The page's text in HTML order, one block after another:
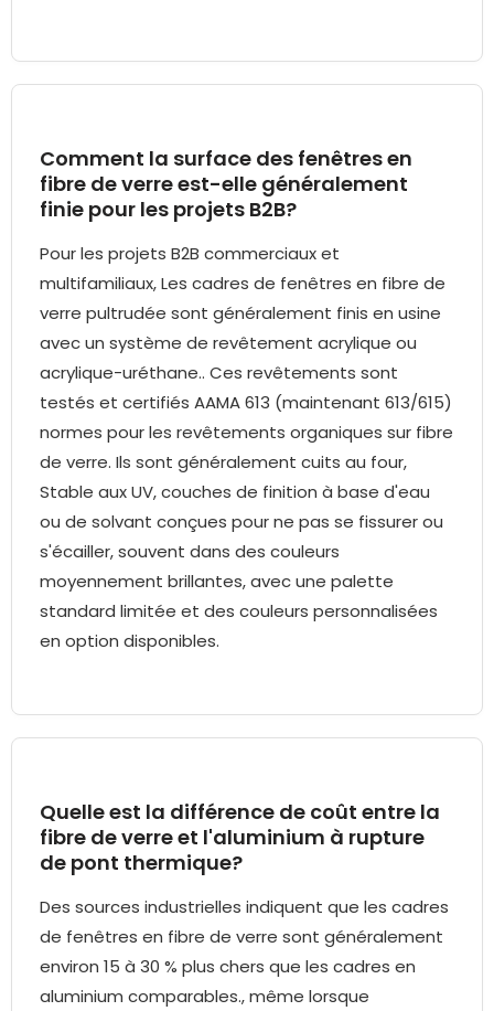
Comment la surface des fenêtres en
fibre de verre est-elle généralement
finie pour les projets B2B?
Pour les projets B2B commerciaux et
multifamiliaux, Les cadres de fenêtres en fibre de
verre pultrudée sont généralement finis en usine
avec un système de revêtement acrylique ou
acrylique-uréthane.. Ces revêtements sont
testés et certifiés AAMA 613 (maintenant 613/615)
normes pour les revêtements organiques sur fibre
de verre. Ils sont généralement cuits au four,
Stable aux UV, couches de finition à base d'eau
ou de solvant conçues pour ne pas se fissurer ou
s'écailler, souvent dans des couleurs
moyennement brillantes, avec une palette
standard limitée et des couleurs personnalisées
en option disponibles.
Quelle est la différence de coût entre la
fibre de verre et l'aluminium à rupture
de pont thermique?
Des sources industrielles indiquent que les cadres
de fenêtres en fibre de verre sont généralement
environ 15 à 30 % plus chers que les cadres en
aluminium comparables., même lorsque